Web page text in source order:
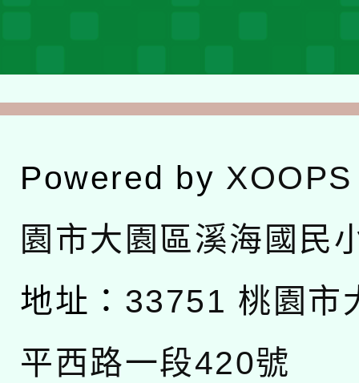
Powered by XOOPS
園市大園區溪海國民
地址： 33751 桃園市
平西路一段420號